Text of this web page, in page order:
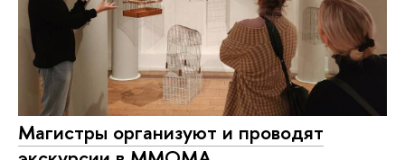
Магистры организуют и проводят